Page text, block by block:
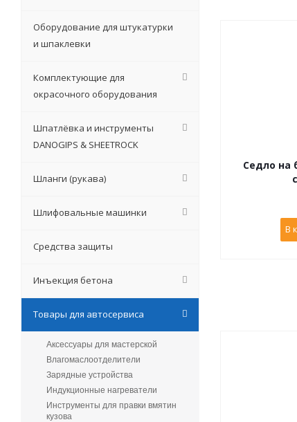
Седло на
В
Оборудование для штукатурки
и шпаклевки
Комплектующие для
окрасочного оборудования
Шпатлёвка и инструменты
DANOGIPS & SHEETROCK
Шланги (рукава)
Шлифовальные машинки
Средства защиты
Инъекция бетона
Товары для автосервиса
Аксессуары для мастерской
Влагомаслоотделители
Зарядные устройства
Индукционные нагреватели
Инструменты для правки вмятин
кузова